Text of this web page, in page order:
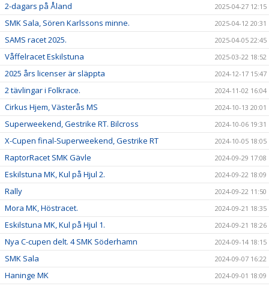
2-dagars på Åland 2025-04-27 12:15
SMK Sala, Sören Karlssons minne. 2025-04-12 20:31
SAMS racet 2025. 2025-04-05 22:45
Våffelracet Eskilstuna 2025-03-22 18:52
2025 års licenser är släppta 2024-12-17 15:47
2 tävlingar i Folkrace. 2024-11-02 16:04
Cirkus Hjem, Västerås MS 2024-10-13 20:01
Superweekend, Gestrike RT. Bilcross 2024-10-06 19:31
X-Cupen final-Superweekend, Gestrike RT 2024-10-05 18:05
RaptorRacet SMK Gävle 2024-09-29 17:08
Eskilstuna MK, Kul på Hjul 2. 2024-09-22 18:09
Rally 2024-09-22 11:50
Mora MK, Höstracet. 2024-09-21 18:35
Eskilstuna MK, Kul på Hjul 1. 2024-09-21 18:26
Nya C-cupen delt. 4 SMK Söderhamn 2024-09-14 18:15
SMK Sala 2024-09-07 16:22
Haninge MK 2024-09-01 18:09